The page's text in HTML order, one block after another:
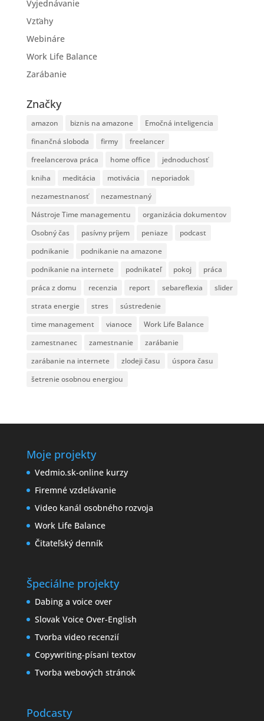
Vyjednávanie
Vzťahy
Webináre
Work Life Balance
Zarábanie
Značky
amazon biznis na amazone
Emočná inteligencia
finančná sloboda
firmy
freelancer
freelancerova práca
home office
jednoduchosť
kniha
meditácia motivácia
neporiadok
nezamestnanosť
nezamestnaný
Nástroje Time managementu
organizácia dokumentov
Osobný čas
pasívny príjem peniaze
podcast
podnikanie
podnikanie na amazone
podnikanie na internete
podnikateľ pokoj
práca
práca z domu
recenzia report sebareflexia
slider
strata energie
stres
sústredenie
time management
vianoce
Work Life Balance
zamestnanec
zamestnanie
zarábanie
zarábanie na internete
zlodeji času
úspora času
šetrenie osobnou energiou
Moje projekty
Vedmio.sk-online kurzy
Firemné vzdelávanie
Video kanál osobného rozvoja
Work Life Balance
Čitateľský denník
Špeciálne projekty
Dabing a voice over
Slovak Voice Over-English
Tvorba video recenzií
Copywriting-písani textov
Tvorba webových stránok
Podcasty